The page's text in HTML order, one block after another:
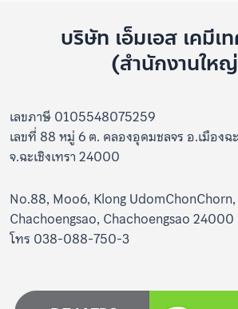
บริษัท เอ็มเอส เคมีเ
(สำนักงานให
เลขภาษี 0105548075259
เลขที่ 88 หมู่ 6 ต. คลองอุดมชลจร อ.เมืองฉะ
จ.ฉะเชิงเทรา 24000
No.88, Moo6, Klong
Chachoengsao, Chachoengsao 24000
โทร 038-088-750-3